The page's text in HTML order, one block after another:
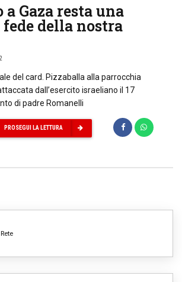
a Gaza resta una
fede della nostra
del card. Pizzaballa alla parrocchia
dall’esercito israeliano il 17
di padre Romanelli
PROSEGUI LA LETTURA